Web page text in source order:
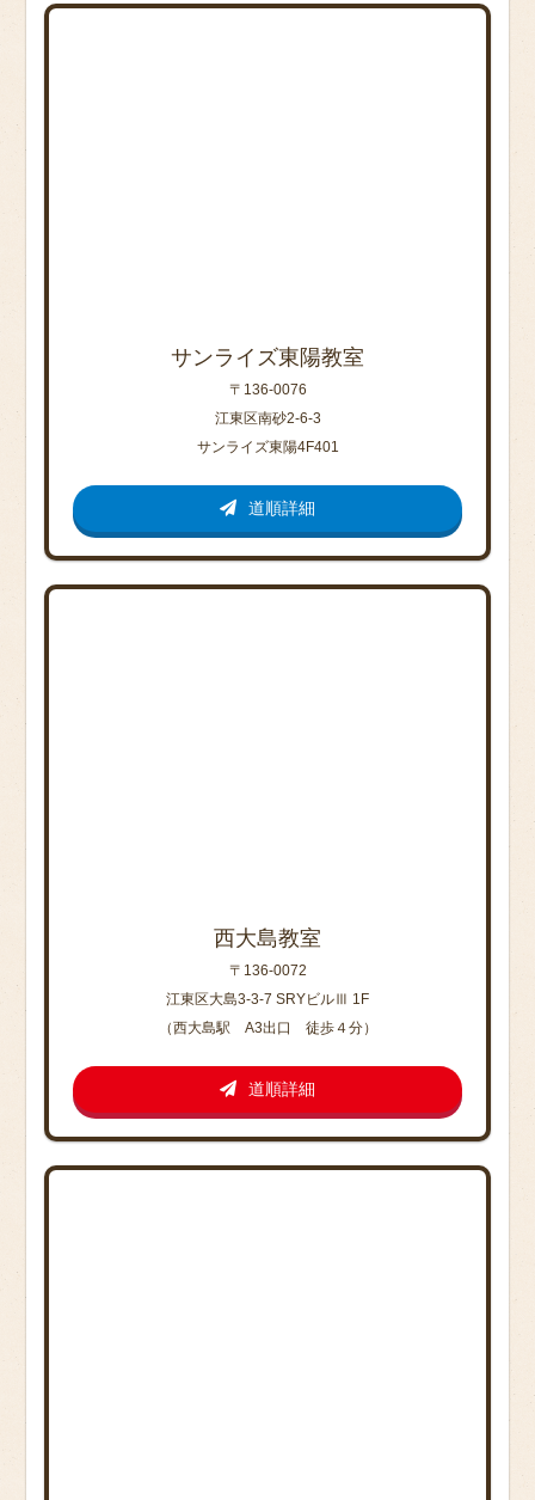
サンライズ東陽教室
〒136-0076
江東区南砂2-6-3
サンライズ東陽4F401
道順詳細
西大島教室
〒136-0072
江東区大島3-3-7 SRYビルⅢ 1F
（西大島駅 A3出口 徒歩４分）
道順詳細